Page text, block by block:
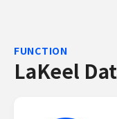
FUNCTION
LaKeel